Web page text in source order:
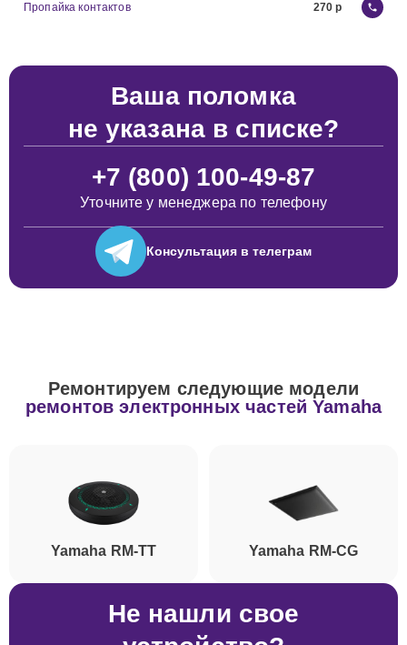
Пропайка контактов 270
Ваша поломка
не указана в списке?
+7 (800) 100-49-87
Уточните у менеджера по телефону
Консультация в телеграм
Ремонтируем следующие модели
ремонтов электронных частей Yamaha
Yamaha RM-TT Yamaha RM-CG
Не нашли свое